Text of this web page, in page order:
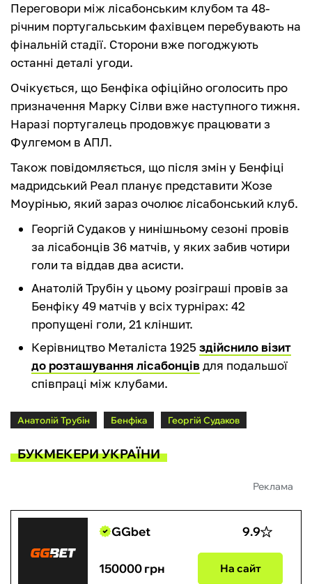
Переговори між лісабонським клубом та 48-
річним португальським фахівцем перебувають на
фінальній стадії. Сторони вже погоджують
останні деталі угоди.
Очікується, що Бенфіка офіційно оголосить про
призначення Марку Сілви вже наступного тижня.
Наразі португалець продовжує працювати з
Фулгемом в АПЛ.
Також повідомляється, що після змін у Бенфіці
мадридський Реал планує представити Жозе
Моурінью, який зараз очолює лісабонський клуб.
Георгій Судаков у нинішньому сезоні провів
за лісабонців 36 матчів, у яких забив чотири
голи та віддав два асисти.
Анатолій Трубін у цьому розіграші провів за
Бенфіку 49 матчів у всіх турнірах: 42
пропущені голи, 21 кліншит.
Керівництво Металіста 1925 здійснило візит
до розташування лісабонцівдля подальшої
співпраці між клубами.
Анатолій Трубін Бенфіка Георгій Судаков
БУКМЕКЕРИ УКРАЇНИ
Реклама
GGbet 9.9
150000 грн На сайт